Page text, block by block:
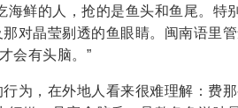
海鲜的人，抢的是鱼头和鱼尾。特
那对晶莹剔透的鱼眼睛。闽南语里
会有头脑。”
行为，在外地人看来很难理解：费